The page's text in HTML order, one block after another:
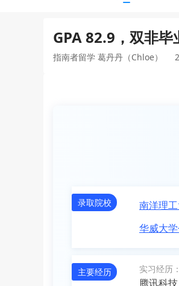
GPA 82.9，双非毕
指南者留学 葛丹丹（Chloe）
录取院校
南洋理
华威大
主要经历 实习经历：
腾讯科